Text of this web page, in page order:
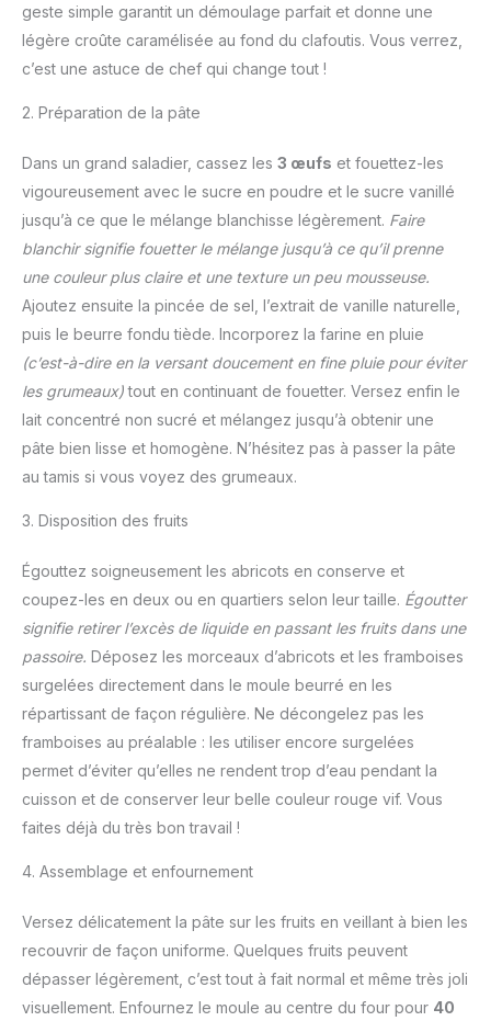
geste simple garantit un démoulage parfait et donne une
légère croûte caramélisée au fond du clafoutis. Vous verrez,
c’est une astuce de chef qui change tout !
2. Préparation de la pâte
Dans un grand saladier, cassez les 3 œufs et fouettez-les
vigoureusement avec le sucre en poudre et le sucre vanillé
jusqu’à ce que le mélange blanchisse légèrement. Faire
blanchir signifie fouetter le mélange jusqu’à ce qu’il prenne
une couleur plus claire et une texture un peu mousseuse.
Ajoutez ensuite la pincée de sel, l’extrait de vanille naturelle,
puis le beurre fondu tiède. Incorporez la farine en pluie
(c’est-à-dire en la versant doucement en fine pluie pour éviter
les grumeaux)tout en continuant de fouetter. Versez enfin le
lait concentré non sucré et mélangez jusqu’à obtenir une
pâte bien lisse et homogène. N’hésitez pas à passer la pâte
au tamis si vous voyez des grumeaux.
3. Disposition des fruits
Égouttez soigneusement les abricots en conserve et
coupez-les en deux ou en quartiers selon leur taille. Égoutter
signifie retirer l’excès de liquide en passant les fruits dans une
passoire. Déposez les morceaux d’abricots et les framboises
surgelées directement dans le moule beurré en les
répartissant de façon régulière. Ne décongelez pas les
framboises au préalable : les utiliser encore surgelées
permet d’éviter qu’elles ne rendent trop d’eau pendant la
cuisson et de conserver leur belle couleur rouge vif. Vous
faites déjà du très bon travail !
4. Assemblage et enfournement
Versez délicatement la pâte sur les fruits en veillant à bien les
recouvrir de façon uniforme. Quelques fruits peuvent
dépasser légèrement, c’est tout à fait normal et même très joli
visuellement. Enfournez le moule au centre du four pour 40